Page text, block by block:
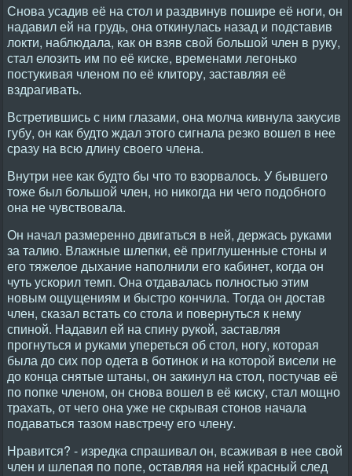
Снова усадив её на стол и раздвинув пошире её ноги, он
надавил ей на грудь, она откинулась назад и подставив
локти, наблюдала, как он взяв свой большой член в руку,
стал елозить им по её киске, временами легонько
постукивая членом по её клитору, заставляя её
вздрагивать.
Встретившись с ним глазами, она молча кивнула закусив
губу, он как будто ждал этого сигнала резко вошел в нее
сразу на всю длину своего члена.
Внутри нее как будто бы что то взорвалось. У бывшего
тоже был большой член, но никогда ни чего подобного
она не чувствовала.
Он начал размеренно двигаться в ней, держась руками
за талию. Влажные шлепки, её приглушенные стоны и
его тяжелое дыхание наполнили его кабинет, когда он
чуть ускорил темп. Она отдавалась полностью этим
новым ощущениям и быстро кончила. Тогда он достав
член, сказал встать со стола и повернуться к нему
спиной. Надавил ей на спину рукой, заставляя
прогнуться и руками упереться об стол, ногу, которая
была до сих пор одета в ботинок и на которой висели не
до конца снятые штаны, он закинул на стол, постучав её
по попке членом, он снова вошел в её киску, стал мощно
трахать, от чего она уже не скрывая стонов начала
подаваться тазом навстречу его члену.
Нравится? - изредка спрашивал он, всаживая в нее свой
член и шлепая по попе, оставляя на ней красный след